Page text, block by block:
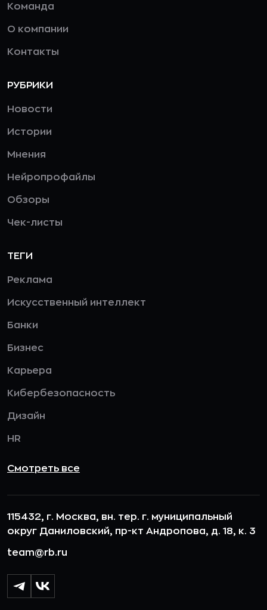
Команда
О компании
Контакты
РУБРИКИ
Новости
Истории
Мнения
Нейропрофайлы
Обзоры
Чек-листы
ТЕГИ
Реклама
Искусственный интеллект
Банки
Бизнес
Карьера
Кибербезопасность
Дизайн
HR
Смотреть все
115432, г. Москва, вн. тер. г. муниципальный
округ Даниловский, пр-кт Андропова, д. 18, к. 3
team@rb.ru